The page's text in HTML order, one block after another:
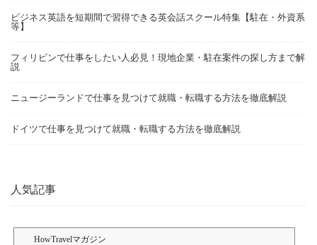
ビジネス英語を短期間で習得できる英会話スクール特集【駐在・外資系
等】
フィリピンで仕事をしたい人必見！現地企業・駐在案件の探し方まで解
説
ニュージーランドで仕事を見つけて就職・転職する方法を徹底解説
ドイツで仕事を見つけて就職・転職する方法を徹底解説
人気記事
HowTravelマガジン